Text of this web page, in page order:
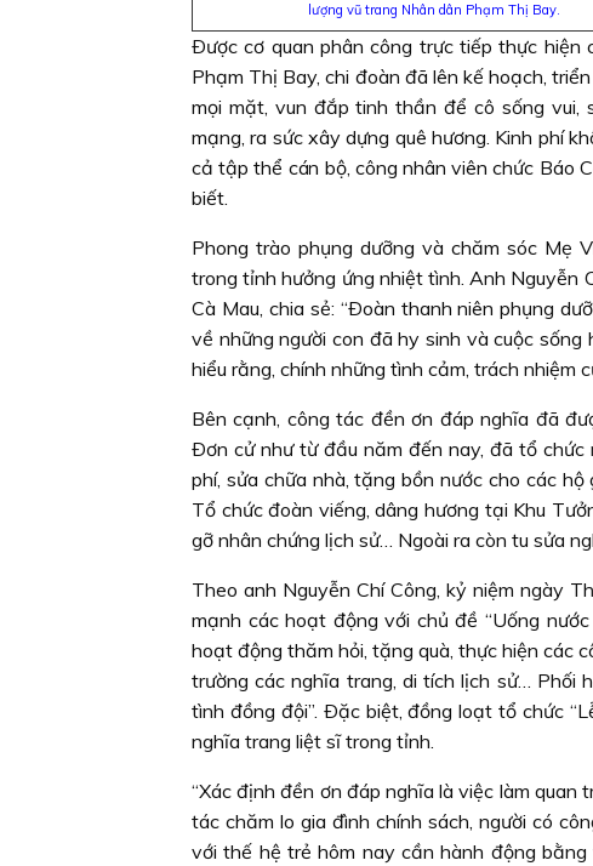
lượng vũ trang Nhân dân Phạm Thị Bay.
Ðược cơ quan phân công trực tiếp thực hiện
Phạm Thị Bay, chi đoàn đã lên kế hoạch,
mọi mặt, vun đắp tinh thần để cô sống vui,
mạng, ra sức xây dựng quê hương. Kinh phí
cả tập thể cán bộ, công nhân viên chức Báo
biết.
Phong trào phụng dưỡng và chăm sóc Mẹ
trong tỉnh hưởng ứng nhiệt tình. Anh Nguyễn
Cà Mau, chia sẻ: “Ðoàn thanh niên phụng
về những người con đã hy sinh và cuộc
hiểu rằng, chính những tình cảm, trách nhiệm
Bên cạnh, công tác đền ơn đáp nghĩa đã
Ðơn cử như từ đầu năm đến nay, đã tổ chức
phí, sửa chữa nhà, tặng bồn nước cho các
Tổ chức đoàn viếng, dâng hương tại Khu
gỡ nhân chứng lịch sử… Ngoài ra còn tu sửa
Theo anh Nguyễn Chí Công, kỷ niệm ngày
mạnh các hoạt động với chủ đề “Uống
hoạt động thăm hỏi, tặng quà, thực hiện các
trường các nghĩa trang, di tích lịch sử… Phối
tình đồng đội”. Ðặc biệt, đồng loạt tổ chức
nghĩa trang liệt sĩ trong tỉnh.
“Xác định đền ơn đáp nghĩa là việc làm
tác chăm lo gia đình chính sách, người có
với thế hệ trẻ hôm nay cần hành động bằng